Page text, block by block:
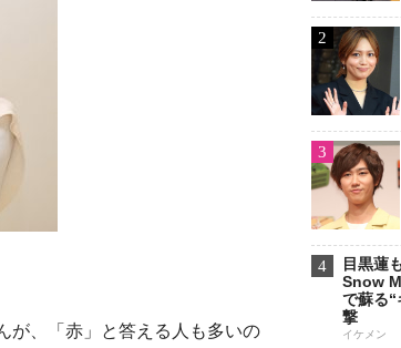
が、「赤」と答える人も多いの
2
3
4
目黒蓮
Snow
で蘇る“
撃
イケメン